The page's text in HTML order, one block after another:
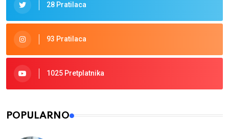
28 Pratilaca
93 Pratilaca
1025 Pretplatnika
POPULARNO